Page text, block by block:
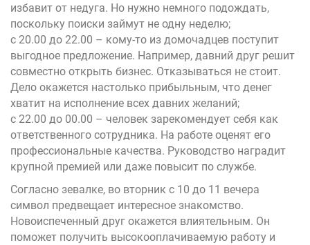
избавит от недуга. Но нужно немного подождать,
поскольку поиски займут не одну неделю;
с 20.00 до 22.00 – кому-то из домочадцев поступит
выгодное предложение. Например, давний друг решит
совместно открыть бизнес. Отказываться не стоит.
Дело окажется настолько прибыльным, что денег
хватит на исполнение всех давних желаний;
с 22.00 до 00.00 – человек зарекомендует себя как
ответственного сотрудника. На работе оценят его
профессиональные качества. Руководство наградит
крупной премией или даже повысит по службе.
Согласно зевалке, во вторник с 10 до 11 вечера
символ предвещает интересное знакомство.
Новоиспеченный друг окажется влиятельным. Он
поможет получить высокооплачиваемую работу и